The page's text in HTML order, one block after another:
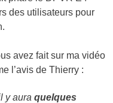
des utilisateurs pour
avez fait sur ma vidéo
l’avis de Thierry :
y auraquelques